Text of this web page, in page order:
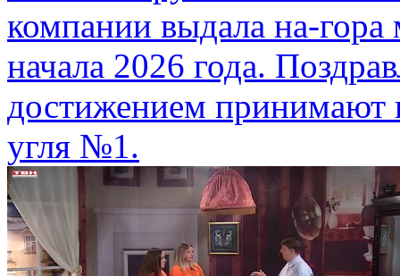
компании выдала на-
начала 2026 года.
достижением принимают
угля №1.